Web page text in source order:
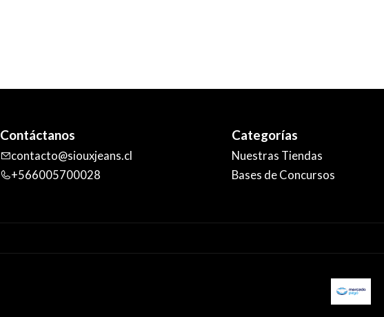
Contáctanos
contacto@siouxjeans.cl
+566005700028
Categorías
Nuestras Tiendas
Bases de Concursos